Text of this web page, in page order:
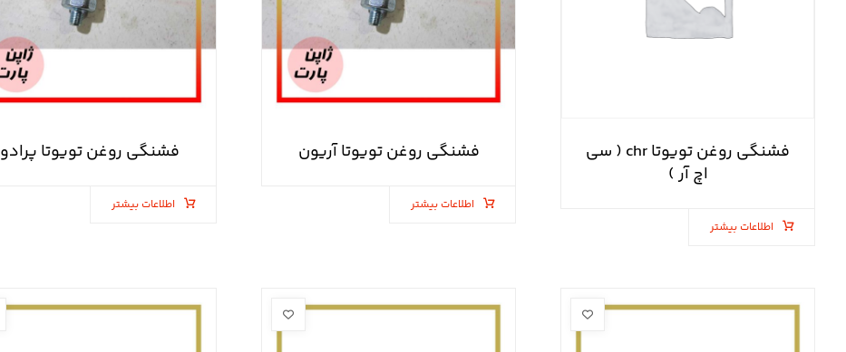
فشنگی روغن تویوتا chr ( سی
اچ آر )
اطلاعات بیشتر
فشنگی روغن تویوتا آریون
اطلاعات بیشتر
فشنگی روغن تویوتا پرادو
اطلاعات بیشتر